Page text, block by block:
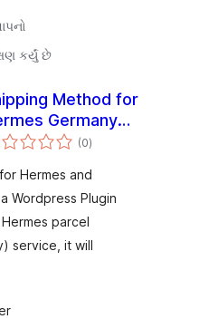
કર્યું છે
Method for
Germany
WooCommerce
(0કુલ
રેટિંગ્સ
)
Hermes and
Wordpress Plugin
parcel
service, it will